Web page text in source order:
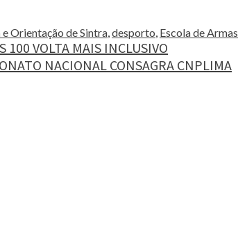
Orientação de Sintra desporto Escola de Armas
100 VOLTA MAIS INCLUSIVO
NACIONAL CONSAGRA CNPLIMA